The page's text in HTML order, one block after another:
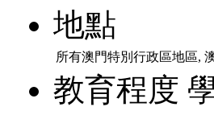
地點
所有澳門特別行政區地區,
教育程度